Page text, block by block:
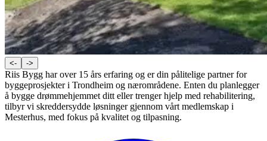
<- ->
Riis Bygg har over 15 års erfaring og er din pålitelige partner for
byggeprosjekter i Trondheim og nærområdene. Enten du planlegger
å bygge drømmehjemmet ditt eller trenger hjelp med rehabilitering,
tilbyr vi skreddersydde løsninger gjennom vårt medlemskap i
Mesterhus, med fokus på kvalitet og tilpasning.